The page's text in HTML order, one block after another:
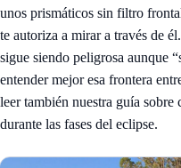
unos prismáticos sin filtro
te autoriza a mirar a través de
sigue siendo peligrosa aunque
entender mejor esa frontera
leer también nuestra guía sobre
durante las fases del eclipse.